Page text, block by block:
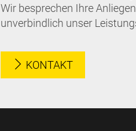
Wir besprechen Ihre
unverbindlich unser
KONTAKT